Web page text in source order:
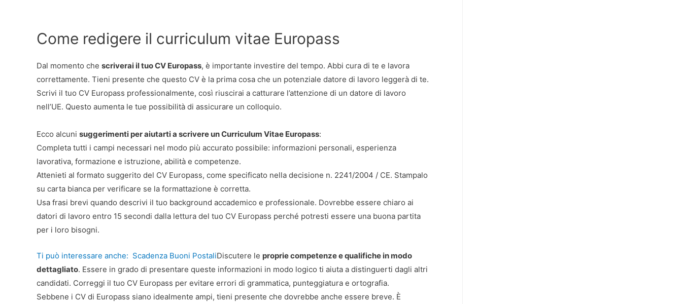
Come redigere il curriculum vitae Europass
Dal momento che scriverai il tuo CV Europass, è importante investire del tempo. Abbi cura di te e lavora
correttamente. Tieni presente che questo CV è la prima cosa che un potenziale datore di lavoro leggerà di te.
Scrivi il tuo CV Europass professionalmente, così riuscirai a catturare l’attenzione di un datore di lavoro
nell’UE. Questo aumenta le tue possibilità di assicurare un colloquio.
Ecco alcuni suggerimenti per aiutarti a scrivere un Curriculum Vitae Europass:
Completa tutti i campi necessari nel modo più accurato possibile: informazioni personali, esperienza
lavorativa, formazione e istruzione, abilità e competenze.
Attenieti al formato suggerito del CV Europass, come specificato nella decisione n. 2241/2004 / CE. Stampalo
su carta bianca per verificare se la formattazione è corretta.
Usa frasi brevi quando descrivi il tuo background accademico e professionale. Dovrebbe essere chiaro ai
datori di lavoro entro 15 secondi dalla lettura del tuo CV Europass perché potresti essere una buona partita
per i loro bisogni.
Ti può interessare anche: Scadenza Buoni PostaliDiscutere le proprie competenze e qualifiche in modo
dettagliato. Essere in grado di presentare queste informazioni in modo logico ti aiuta a distinguerti dagli altri
candidati. Correggi il tuo CV Europass per evitare errori di grammatica, punteggiatura e ortografia.
Sebbene i CV di Europass siano idealmente ampi, tieni presente che dovrebbe anche essere breve. È